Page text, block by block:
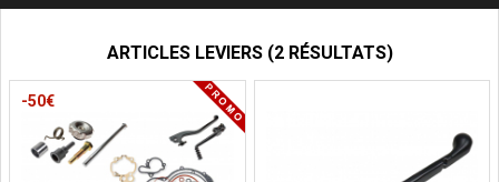
ARTICLES LEVIERS (2 RÉSULTATS)
-50€